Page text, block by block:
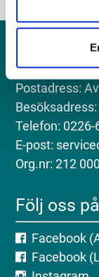
Postadress:
Telefon: 0226-
E-post:
Org.nr: 212
Följ oss
Facebook
Facebook